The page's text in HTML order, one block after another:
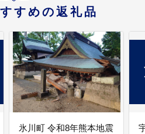
すめの返礼品
氷川町 令和8年熊本地震